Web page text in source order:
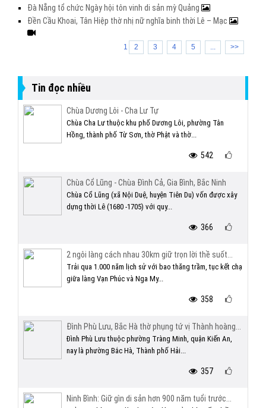
Đà Nẵng tổ chức Ngày hội tôn vinh di sản mỳ Quảng
Đền Cầu Khoai, Tân Hiệp thờ nhị nữ nghĩa binh thời Lê – Mạc
1 2 3 4 5 ... >>
Tin đọc nhiều
Chùa Dương Lôi - Cha Lư Tự
Chùa Cha Lư thuộc khu phố Dương Lôi, phường Tân
Hồng, thành phố Từ Sơn, thờ Phật và thờ...
542
Chùa Cổ Lũng - Chùa Đình Cả, Gia Bình, Bắc Ninh
Chùa Cổ Lũng (xã Nội Duệ, huyện Tiên Du) vốn được xây
dựng thời Lê (1680 -1705) với quy...
366
2 ngôi làng cách nhau 30km giữ trọn lời thề suốt...
Trải qua 1.000 năm lịch sử với bao thăng trầm, tục kết chạ
giữa làng Vạn Phúc và Nga My...
358
Đình Phù Lưu, Bắc Hà thờ phụng tứ vị Thành hoàng...
Đình Phù Lưu thuộc phường Tràng Minh, quận Kiến An,
nay là phường Bắc Hà, Thành phố Hải...
357
Ninh Bình: Giữ gìn di sản hơn 900 năm tuổi trước...